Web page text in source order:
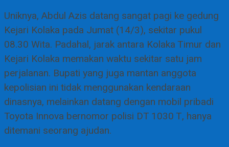
Uniknya, Abdul Azis datang sangat pagi ke gedung
Kejari Kolaka pada Jumat (14/3), sekitar pukul
08.30 Wita. Padahal, jarak antara Kolaka Timur dan
Kejari Kolaka memakan waktu sekitar satu jam
perjalanan. Bupati yang juga mantan anggota
kepolisian ini tidak menggunakan kendaraan
dinasnya, melainkan datang dengan mobil pribadi
Toyota Innova bernomor polisi DT 1030 T, hanya
ditemani seorang ajudan.